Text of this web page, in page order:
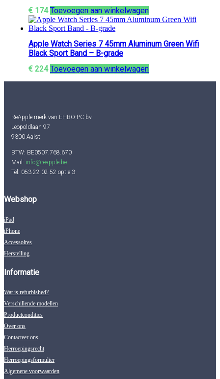
€ 174 Toevoegen aan winkelwagen
Apple Watch Series 7 45mm Aluminum Green Wifi
Black Sport Band – B-grade
€ 224 Toevoegen aan winkelwagen
ReApple merk van EHBO-PC bv
Leopoldlaan 97
9300 Aalst
BTW: BE0507.768.670
Mail: info@reapple.be
Tel: 053 22 02 52 optie 3
Webshop
iPad
iPhone
Accessoires
Herstelling
Informatie
Wat is refurbished?
Verschillende modellen
Productcondities
Over ons
Contacteer ons
Herroepingsrecht
Herroepingsformulier
Algemene voorwaarden